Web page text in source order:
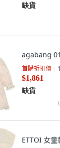
缺貨
agabang
首購折扣價
$1,861
缺貨
(
ETTOI 女